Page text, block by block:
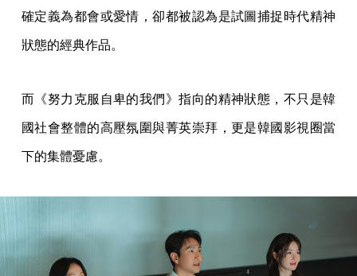
確定義為都會或愛情，卻都被認為是試圖捕捉時代精神
狀態的經典作品。
而《努力克服自卑的我們》指向的精神狀態，不只是韓
國社會整體的高壓氛圍與菁英崇拜，更是韓國影視圈當
下的集體憂慮。